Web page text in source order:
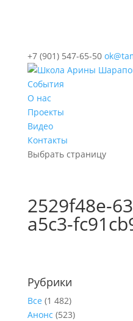
+7 (901) 547-65-50
События
О нас
Проекты
Видео
Контакты
Выбрать страницу
2529f48e-
a5c3-
Рубрики
Все (1 482)
Анонс (523)